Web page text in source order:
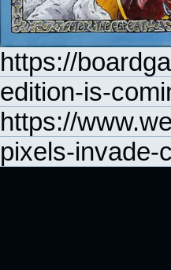
https://
edition-is-
https://
pixels-invade-